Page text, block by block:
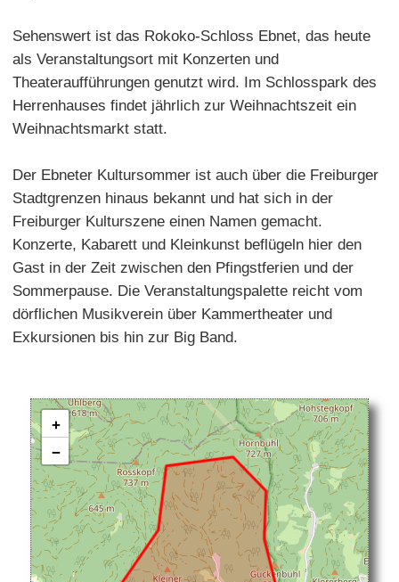
Sehenswert ist das Rokoko-Schloss Ebnet, das heute
als Veranstaltungsort mit Konzerten und
Theateraufführungen genutzt wird. Im Schlosspark des
Herrenhauses findet jährlich zur Weihnachtszeit ein
Weihnachtsmarkt statt.
Der Ebneter Kultursommer ist auch über die Freiburger
Stadtgrenzen hinaus bekannt und hat sich in der
Freiburger Kulturszene einen Namen gemacht.
Konzerte, Kabarett und Kleinkunst beflügeln hier den
Gast in der Zeit zwischen den Pfingstferien und der
Sommerpause. Die Veranstaltungspalette reicht vom
dörflichen Musikverein über Kammertheater und
Exkursionen bis hin zur Big Band.
+
−